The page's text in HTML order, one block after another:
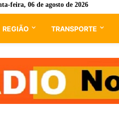
feira, 06 de agosto de 2026
REGIÃO TRANSPORTE